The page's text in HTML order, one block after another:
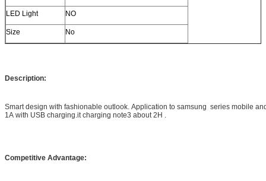
LED Light NO
Size No
Description:
Smart design with fashionable outlook. Application to samsung series mobile
1A with USB charging.it charging note3 about 2H .
Competitive Advantage: